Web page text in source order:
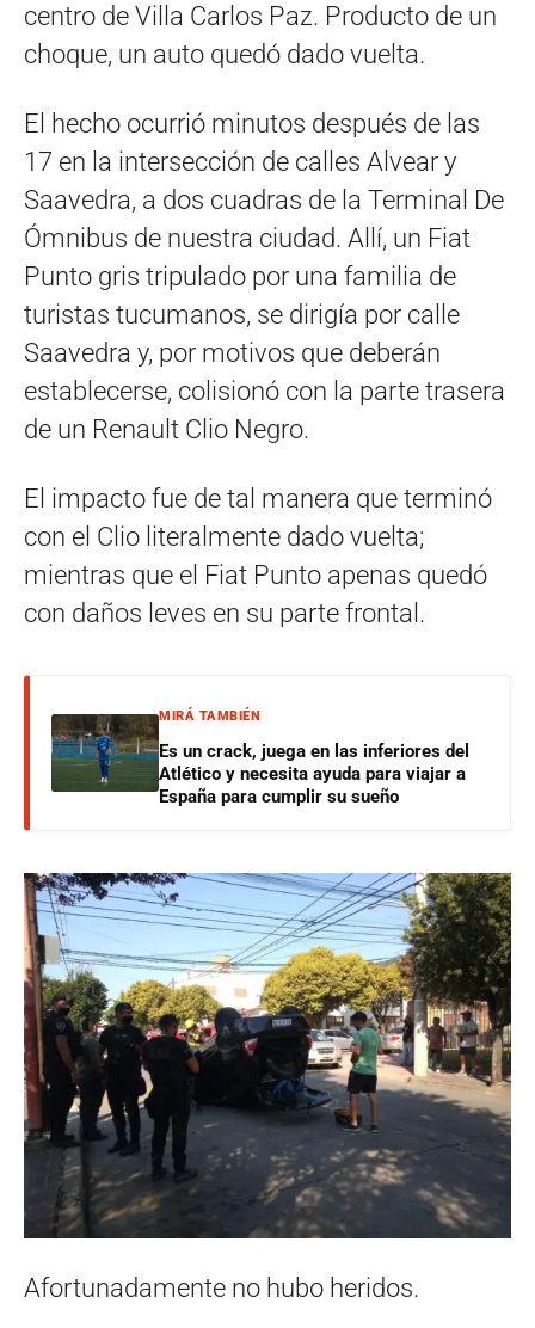
centro de Villa Carlos Paz. Producto de un
choque, un auto quedó dado vuelta.
El hecho ocurrió minutos después de las
17 en la intersección de calles Alvear y
Saavedra, a dos cuadras de la Terminal De
Ómnibus de nuestra ciudad. Allí, un Fiat
Punto gris tripulado por una familia de
turistas tucumanos, se dirigía por calle
Saavedra y, por motivos que deberán
establecerse, colisionó con la parte trasera
de un Renault Clio Negro.
El impacto fue de tal manera que terminó
con el Clio literalmente dado vuelta;
mientras que el Fiat Punto apenas quedó
con daños leves en su parte frontal.
MIRÁ TAMBIÉN
Es un crack, juega en las inferiores del
Atlético y necesita ayuda para viajar a
España para cumplir su sueño
Afortunadamente no hubo heridos.